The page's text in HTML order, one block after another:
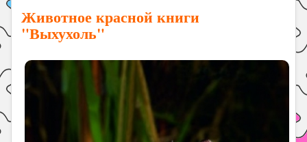
Животное красной книги
"Выхухоль"